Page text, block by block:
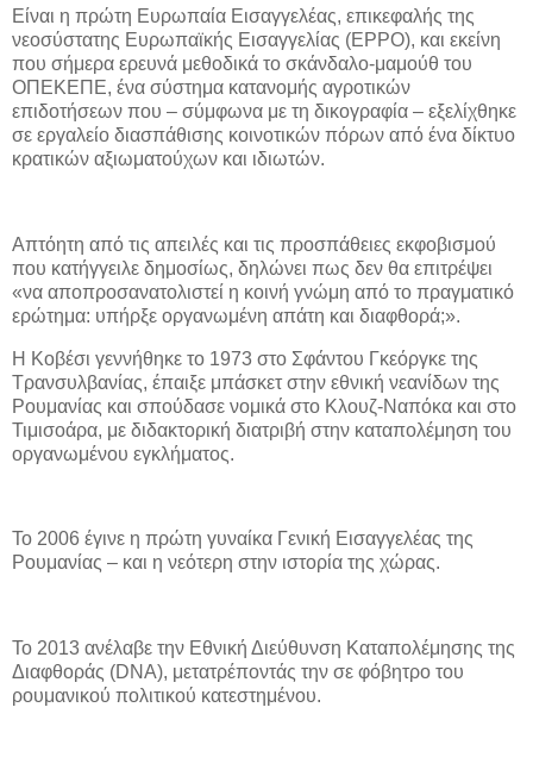
Είναι η πρώτη Ευρωπαία Εισαγγελέας, επικεφαλής της
νεοσύστατης Ευρωπαϊκής Εισαγγελίας (EPPO), και εκείνη
που σήμερα ερευνά μεθοδικά το σκάνδαλο-μαμούθ του
ΟΠΕΚΕΠΕ, ένα σύστημα κατανομής αγροτικών
επιδοτήσεων που – σύμφωνα με τη δικογραφία – εξελίχθηκε
σε εργαλείο διασπάθισης κοινοτικών πόρων από ένα δίκτυο
κρατικών αξιωματούχων και ιδιωτών.
Απτόητη από τις απειλές και τις προσπάθειες εκφοβισμού
που κατήγγειλε δημοσίως, δηλώνει πως δεν θα επιτρέψει
«να αποπροσανατολιστεί η κοινή γνώμη από το πραγματικό
ερώτημα: υπήρξε οργανωμένη απάτη και διαφθορά;».
Η Κοβέσι γεννήθηκε το 1973 στο Σφάντου Γκεόργκε της
Τρανσυλβανίας, έπαιξε μπάσκετ στην εθνική νεανίδων της
Ρουμανίας και σπούδασε νομικά στο Κλουζ-Ναπόκα και στο
Τιμισοάρα, με διδακτορική διατριβή στην καταπολέμηση του
οργανωμένου εγκλήματος.
Το 2006 έγινε η πρώτη γυναίκα Γενική Εισαγγελέας της
Ρουμανίας – και η νεότερη στην ιστορία της χώρας.
Το 2013 ανέλαβε την Εθνική Διεύθυνση Καταπολέμησης της
Διαφθοράς (DNA), μετατρέποντάς την σε φόβητρο του
ρουμανικού πολιτικού κατεστημένου.